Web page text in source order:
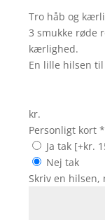
Tro håb og
3 smukke røde
kærlighed.
En lille hilsen
kr.
Personligt kort *
Ja tak [+kr.
Nej tak
Skriv en hilsen,